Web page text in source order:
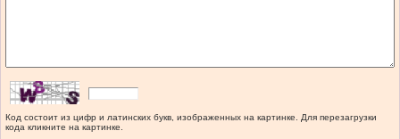
Код состоит из цифр и латинских букв, изображенных на картинке. Для перезагрузки
кода кликните на картинке.